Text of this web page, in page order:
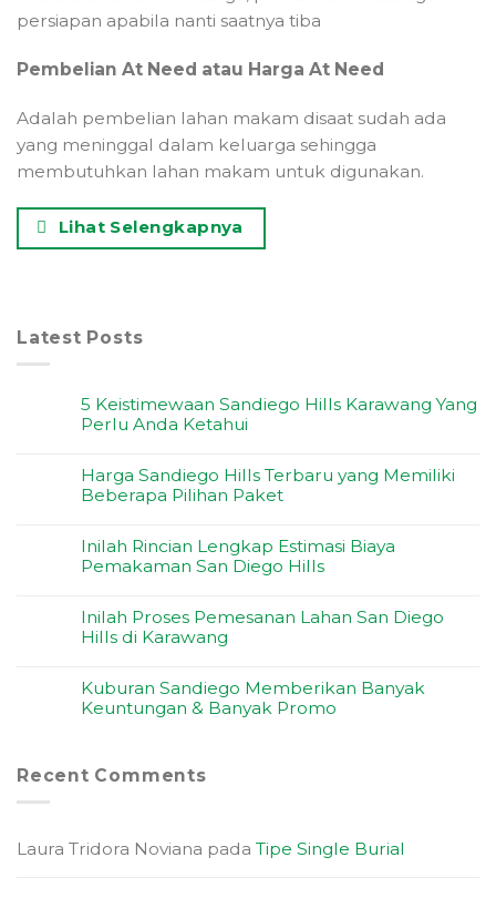
persiapan apabila nanti saatnya tiba
Pembelian At Need atau Harga At Need
Adalah pembelian lahan makam disaat sudah ada
yang meninggal dalam keluarga sehingga
membutuhkan lahan makam untuk digunakan.
Lihat Selengkapnya
Latest Posts
5 Keistimewaan Sandiego Hills Karawang Yang
Perlu Anda Ketahui
Harga Sandiego Hills Terbaru yang Memiliki
Beberapa Pilihan Paket
Inilah Rincian Lengkap Estimasi Biaya
Pemakaman San Diego Hills
Inilah Proses Pemesanan Lahan San Diego
Hills di Karawang
Kuburan Sandiego Memberikan Banyak
Keuntungan & Banyak Promo
Recent Comments
Laura Tridora Noviana pada Tipe Single Burial